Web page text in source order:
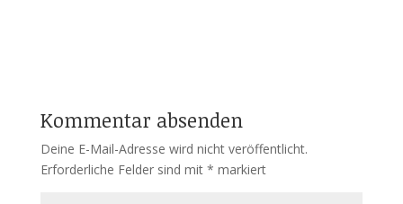
Kommentar absenden
Deine E-Mail-Adresse wird nicht veröffentlicht.
Erforderliche Felder sind mit * markiert